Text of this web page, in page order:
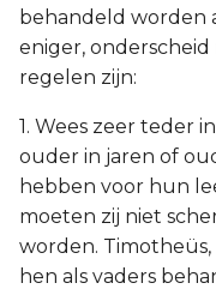
behandeld worden
eniger, onderscheid
regelen zijn:
1. Wees zeer teder
ouder in jaren of
hebben voor hun
moeten zij niet
worden.
hen als vaders